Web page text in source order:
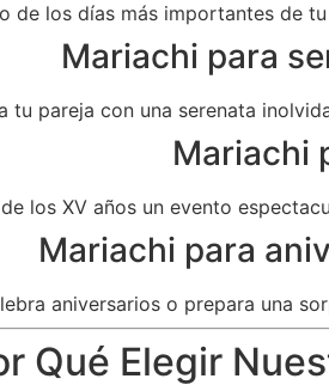
de los días más importantes de
Mariachi para
tu pareja con una serenata
Mariachi
los XV años un evento
Mariachi para
aniversarios o prepara una
Qué Elegir